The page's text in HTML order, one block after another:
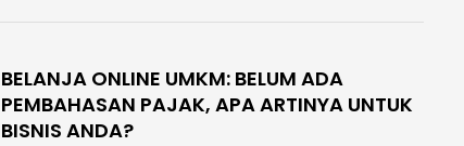
BELANJA ONLINE UMKM: BELUM ADA
PEMBAHASAN PAJAK, APA ARTINYA UNTUK
BISNIS ANDA?